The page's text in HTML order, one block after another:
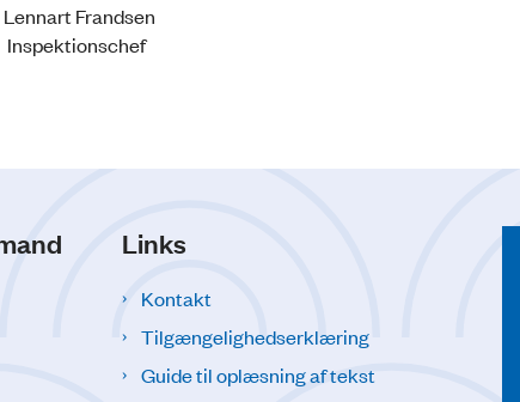
Links
Kontakt
Tilgængelighedserklæring
Guide til oplæsning af tekst